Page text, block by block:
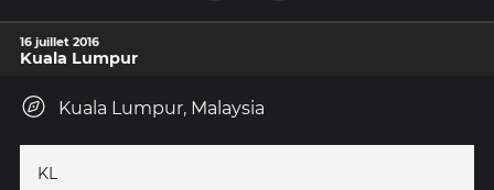
16 juillet 2016
Kuala Lumpur
Kuala Lumpur, Malaysia
KL